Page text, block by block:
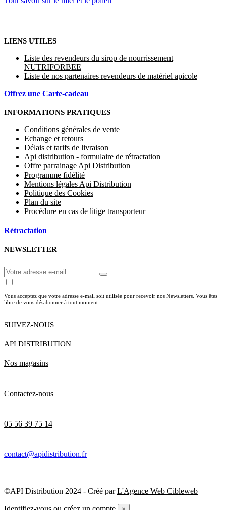
LIENS UTILES
Liste des revendeurs du sirop de nourrissement
NUTRIFORBEE
Liste de nos partenaires revendeurs de matériel apicole
Offrez une Carte-cadeau
INFORMATIONS PRATIQUES
Conditions générales de vente
Echange et retours
Délais et tarifs de livraison
Api distribution - formulaire de rétractation
Offre parrainage Api Distribution
Programme fidélité
Mentions légales Api Distribution
Politique des Cookies
Plan du site
Procédure en cas de litige transporteur
Rétractation
NEWSLETTER
Vous acceptez que votre adresse e-mail soit utilisée pour recevoir nos Newsletters. Vous êtes
libre de vous désabonner à tout moment.
SUIVEZ-NOUS
API DISTRIBUTION
Nos magasins
Contactez-nous
05 56 39 75 14
contact@apidistribution.fr
©API Distribution 2024 - Créé parL'Agence Web Cibleweb